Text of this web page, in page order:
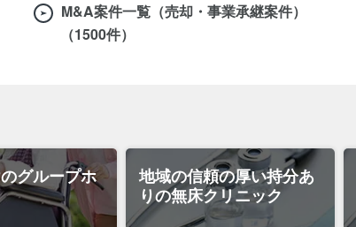
M&A案件一覧（売却・事業承継案件）
（1500件）
グループホ
地域の信頼の厚い持分あ
りの無床クリニック